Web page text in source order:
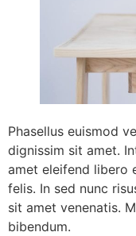
Phasellus euismod
dignissim sit amet.
amet eleifend libero
felis. In sed nunc
sit amet venenatis.
bibendum.